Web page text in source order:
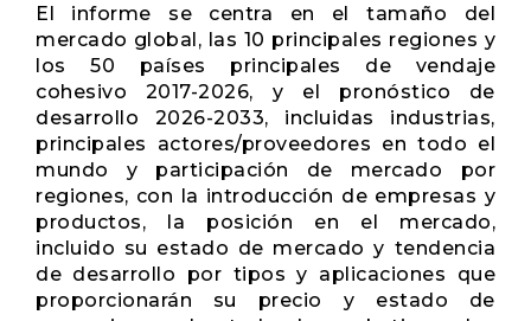
El informe se centra en el tamaño del
mercado global, las 10 principales regiones y
los 50 países principales de vendaje
cohesivo 2017-2026, y el pronóstico de
desarrollo 2026-2033, incluidas industrias,
principales actores/proveedores en todo el
mundo y participación de mercado por
regiones, con la introducción de empresas y
productos, la posición en el mercado,
incluido su estado de mercado y tendencia
de desarrollo por tipos y aplicaciones que
proporcionarán su precio y estado de